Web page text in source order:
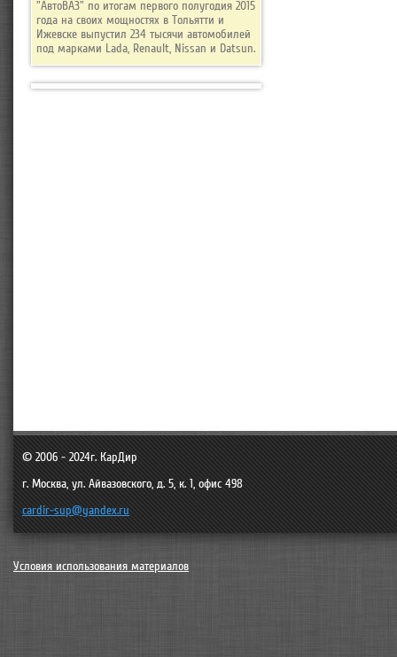
"АвтоВАЗ" по итогам первого полугодия 2015
года на своих мощностях в Тольятти и
Ижевске выпустил 234 тысячи автомобилей
под марками Lada, Renault, Nissan и Datsun.
© 2006 - 2024г. КарДир
г. Москва, ул. Айвазовского, д. 5, к. 1, офис 498
cardir-sup@yandex.ru
Условия использования материалов